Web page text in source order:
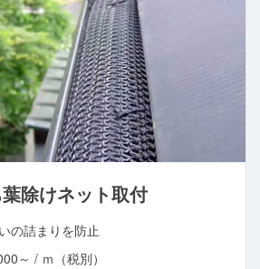
除けネット取付
の詰まりを防止
～ / ｍ（税別）